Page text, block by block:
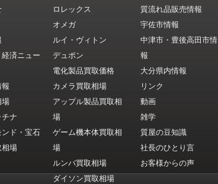
済ニュー
報
場
ナ
ンド・宝石
相場
ロレックス
オメガ
ルイ・ヴィトン
デュポン
電化製品買取価格
カメラ買取相場
アップル製品買取相
場
ゲーム機本体買取相
場
ルンバ買取相場
ダイソン買取相場
質流れ品販売情報
宇佐市情報
中津市・豊後高田市情
報
大分県内情報
リンク
動画
雑学
質屋の豆知識
社長のひとり言
お客様からの声